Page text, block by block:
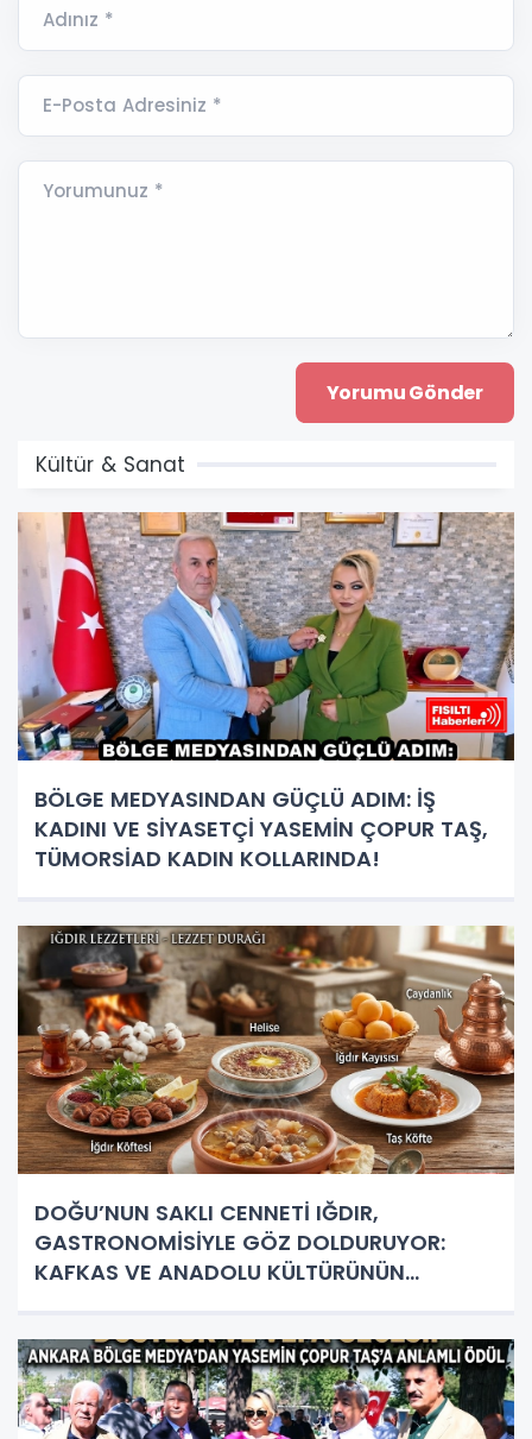
Adınız *
E-Posta Adresiniz *
Yorumunuz *
Kültür & Sanat
BÖLGE MEDYASINDAN GÜÇLÜ ADIM: İŞ
KADINI VE SİYASETÇİ YASEMİN ÇOPUR TAŞ,
TÜMORSİAD KADIN KOLLARINDA!
DOĞU’NUN SAKLI CENNETİ IĞDIR,
GASTRONOMİSİYLE GÖZ DOLDURUYOR:
KAFKAS VE ANADOLU KÜLTÜRÜNÜN